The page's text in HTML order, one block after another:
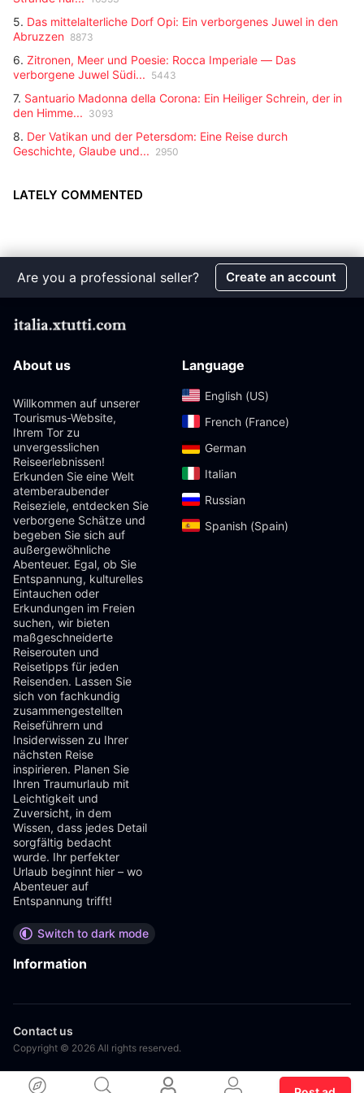
5. Das mittelalterliche Dorf Opi: Ein verborgenes Juwel in den
Abruzzen 8873
6. Zitronen, Meer und Poesie: Rocca Imperiale — Das
verborgene Juwel Südi... 5443
7. Santuario Madonna della Corona: Ein Heiliger Schrein, der in
den Himme... 3093
8. Der Vatikan und der Petersdom: Eine Reise durch
Geschichte, Glaube und... 2950
LATELY COMMENTED
Are you a professional seller? Create an account
About us
Willkommen auf unserer
Tourismus-Website,
Ihrem Tor zu
unvergesslichen
Reiseerlebnissen!
Erkunden Sie eine Welt
atemberaubender
Reiseziele, entdecken Sie
verborgene Schätze und
begeben Sie sich auf
außergewöhnliche
Abenteuer. Egal, ob Sie
Entspannung, kulturelles
Eintauchen oder
Erkundungen im Freien
suchen, wir bieten
maßgeschneiderte
Reiserouten und
Reisetipps für jeden
Reisenden. Lassen Sie
sich von fachkundig
zusammengestellten
Reiseführern und
Insiderwissen zu Ihrer
nächsten Reise
inspirieren. Planen Sie
Ihren Traumurlaub mit
Leichtigkeit und
Zuversicht, in dem
Wissen, dass jedes Detail
sorgfältig bedacht
wurde. Ihr perfekter
Urlaub beginnt hier – wo
Abenteuer auf
Entspannung trifft!
Switch to dark mode
Language
English (US)‎
French (France)‎
German‎
Italian‎
Russian‎
Spanish (Spain)‎
Information
Contact us
Copyright © 2026 All rights reserved.